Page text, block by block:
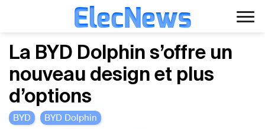
Aller
contenu
ElecNews
Voiture électrique
Voiture autonome
Finance
La BYD Dolphin s’offre un
nouveau design et plus
d’options
BYD BYD Dolphin